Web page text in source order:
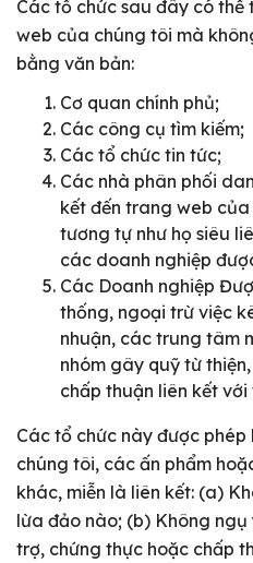
Các tổ chức sau đây có
web của chúng tôi mà
bằng văn bản:
Cơ quan chính phủ;
Các công cụ tìm kiếm;
Các tổ chức tin tức;
Các nhà phân phối
kết đến trang web
tương tự như họ siêu
các doanh nghiệp
Các Doanh nghiệp
thống, ngoại trừ việc
nhuận, các trung tâm
nhóm gây quỹ từ
chấp thuận liên kết
Các tổ chức này được
chúng tôi, các ấn phẩm
khác, miễn là liên kết: (a)
lừa đảo nào; (b) Không
trợ, chứng thực hoặc chấp